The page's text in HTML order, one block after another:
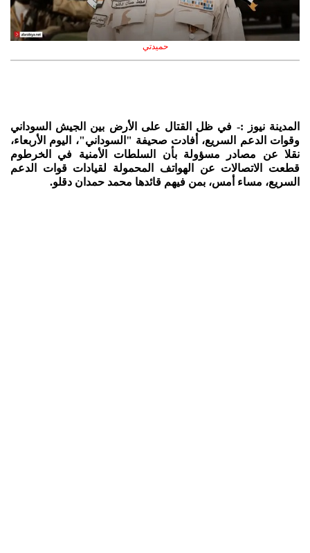
حميدتي
المدينة نيوز :- في ظل القتال على الأرض بين الجيش السوداني
وقوات الدعم السريع، أفادت صحيفة "السوداني"، اليوم الأربعاء،
نقلا عن مصادر مسؤولة بأن السلطات الأمنية في الخرطوم
قطعت الاتصالات عن الهواتف المحمولة لقيادات قوات الدعم
السريع، مساء أمس، بمن فيهم قائدها محمد حمدان دقلو.